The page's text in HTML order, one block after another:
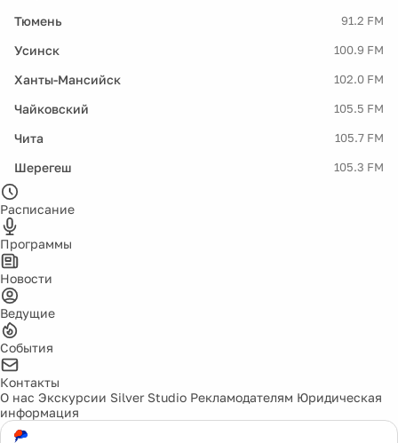
Тюмень 91.2 FM
Усинск 100.9 FM
Ханты-Мансийск 102.0 FM
Чайковский 105.5 FM
Чита 105.7 FM
Шерегеш 105.3 FM
Расписание
Программы
Новости
Ведущие
События
Контакты
О нас Экскурсии Silver Studio Рекламодателям Юридическая
информация